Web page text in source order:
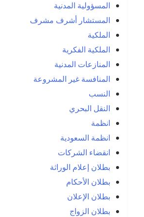
المسؤولية المدنية
المستشار أشرف مشرف
الملكية
الملكية الفكرية
المنازعات المدنية
المنافسة غير المشروعة
النسب
النقل البحري
انظمة
انظمة السعودية
انقضاء الشركات
بطلان إعلام الوراثة
بطلان الأحكام
بطلان الإعلان
بطلان الزواج